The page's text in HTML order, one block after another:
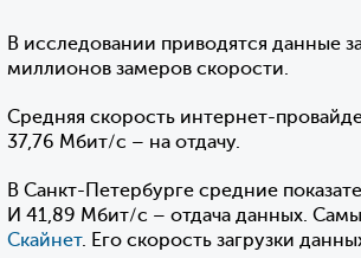
В исследовании приводятся данные
миллионов замеров скорости.
Средняя скорость интернет-
37,76 Мбит/с – на отдачу.
В Санкт-Петербурге средние
И 41,89 Мбит/с – отдача данных.
Скайнет. Его скорость загрузки